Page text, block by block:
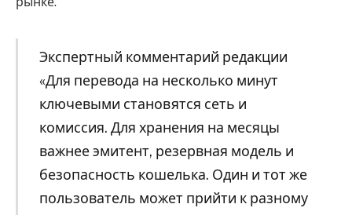
Экспертный комментарий редакции
«Для перевода на несколько минут
ключевыми становятся сеть и
комиссия. Для хранения на месяцы
важнее эмитент, резервная модель и
безопасность кошелька. Один и тот же
пользователь может прийти к разному